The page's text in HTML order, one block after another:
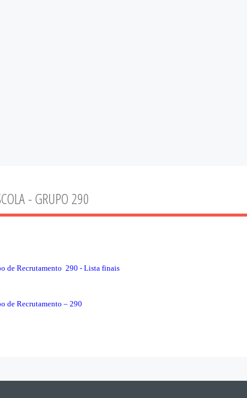
- GRUPO 290
de Recrutamento 290 - Lista finais
de Recrutamento – 290